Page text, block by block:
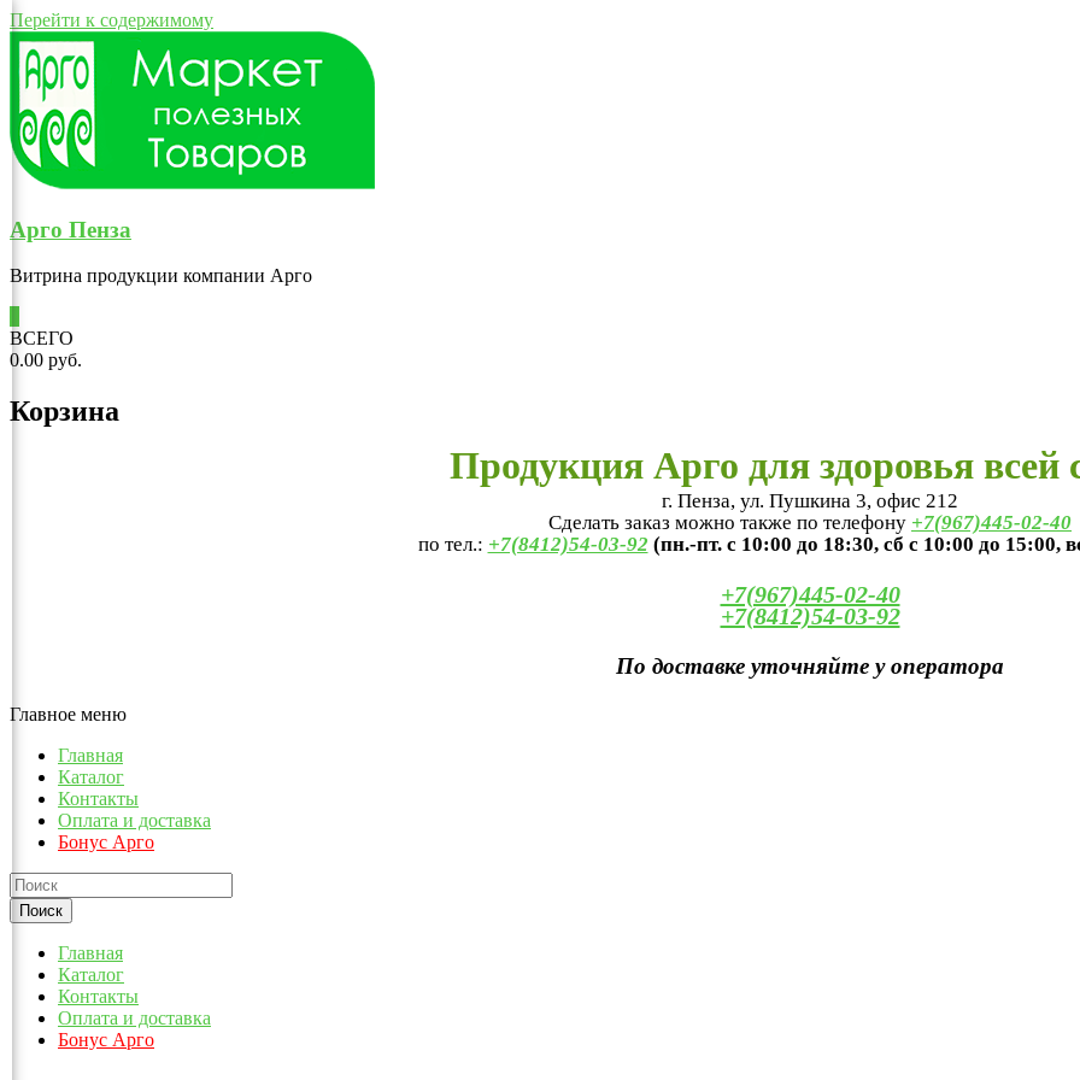
Перейти к содержимому
Арго Пенза
Витрина продукции компании Арго
ВСЕГО
0.00 руб.
Корзина
Продукция Арго для здоровья всей
г. Пенза, ул. Пушкина 3, офис 212
Сделать заказ можно также по телефону +7(967)445-02-40
по тел.: +7(8412)54-03-92 (пн.-пт. с 10:00 до 18:30, сб с 10:00 до 15:00,
+7(967)445-02-40
+7(8412)54-03-92
По доставке уточняйте у оператора
Главное меню
Главная
Каталог
Контакты
Оплата и доставка
Бонус Арго
Главная
Каталог
Контакты
Оплата и доставка
Бонус Арго